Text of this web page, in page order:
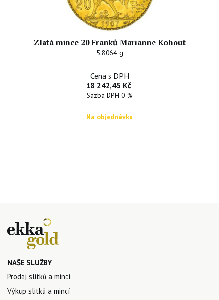
Zlatá mince 20 Franků Marianne Kohout
5.8064 g
Cena s DPH
18 242,45 Kč
Sazba DPH 0 %
Na objednávku
NAŠE SLUŽBY
Prodej slitků a mincí
Výkup slitků a mincí